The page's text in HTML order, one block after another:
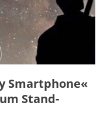
Smartphone«
Stand-